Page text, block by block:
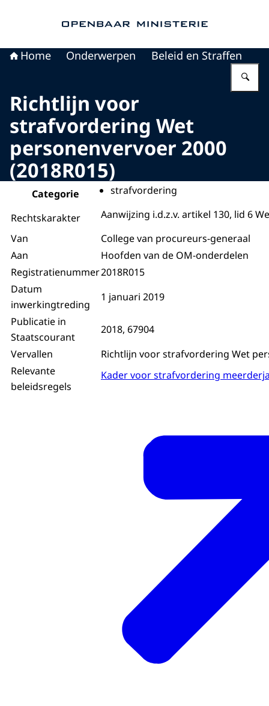
Home Onderwerpen Beleid en Straffen
Richtlijn voor
strafvordering Wet
personenvervoer 2000
(2018R015)
Categorie strafvordering
Rechtskarakter
Aanwijzing i.d.z.v. artikel 130, lid 6
Van
College van procureurs-generaal
Aan
Hoofden van de OM-onderdelen
Registratienummer2018R015
Datum
inwerkingtreding
1 januari 2019
Publicatie in
Staatscourant
2018, 67904
Vervallen
Richtlijn voor strafvordering Wet
Relevante
beleidsregels
Kader voor strafvordering